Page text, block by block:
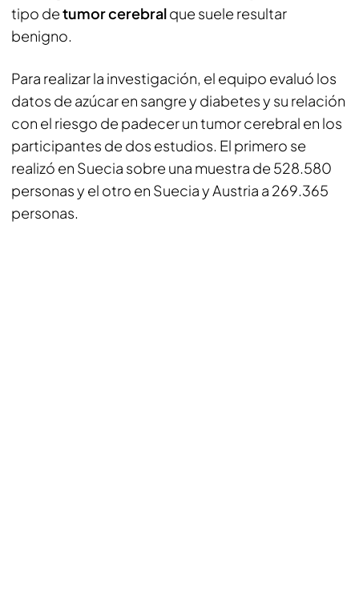
tipo detumor cerebralque suele resultar
benigno.
Para realizar la investigación, el equipo evaluó los
datos de azúcar en sangre y diabetes y su relación
con el riesgo de padecer un tumor cerebral en los
participantes de dos estudios. El primero se
realizó en Suecia sobre una muestra de 528.580
personas y el otro en Suecia y Austria a 269.365
personas.